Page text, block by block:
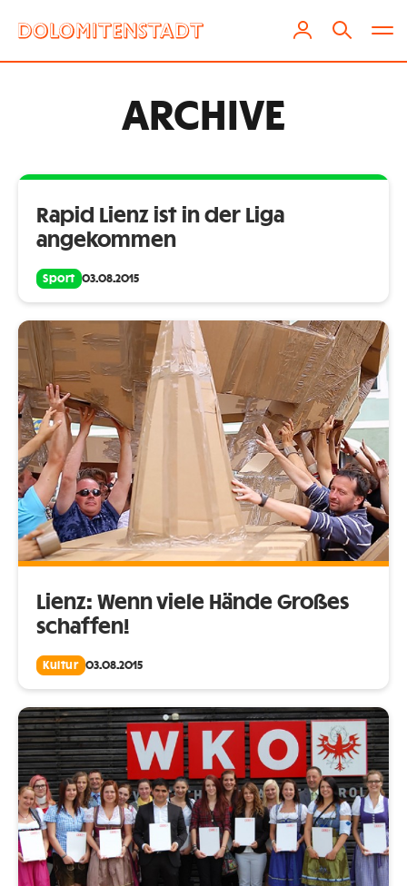
ARCHIVE
Rapid Lienz ist in der Liga
angekommen
Sport 03.08.2015
Lienz: Wenn viele Hände Großes
schaffen!
Kultur 03.08.2015